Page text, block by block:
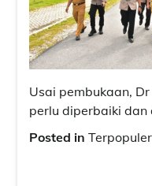
Usai pembukaan,
perlu diperbaiki dan
Posted in Terpopuler